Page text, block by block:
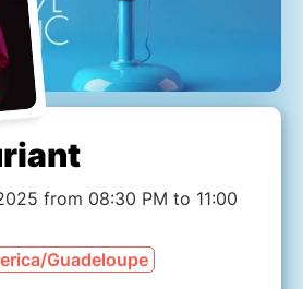
from 08:30 PM to 11:00
Guadeloupe